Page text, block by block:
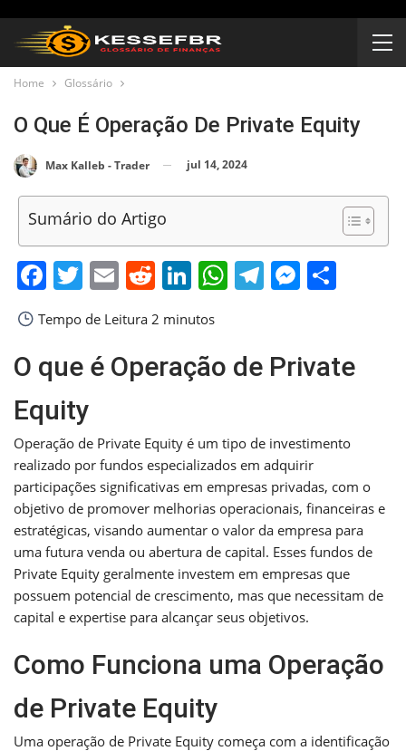
Home Glossário
O Que É Operação De Private Equity
Max Kalleb - Trader jul 14, 2024
Sumário do Artigo
Facebook
Twitter
EmailReddit
LinkedIn
WhatsApp
Telegram
Tempo de Leitura 2 minutos
O que é Operação de Private
Equity
Operação de Private Equity é um tipo de investimento
realizado por fundos especializados em adquirir
participações significativas em empresas privadas, com o
objetivo de promover melhorias operacionais, financeiras e
estratégicas, visando aumentar o valor da empresa para
uma futura venda ou abertura de capital. Esses fundos de
Private Equity geralmente investem em empresas que
possuem potencial de crescimento, mas que necessitam de
capital e expertise para alcançar seus objetivos.
Como Funciona uma Operação
de Private Equity
Uma operação de Private Equity começa com a identificação